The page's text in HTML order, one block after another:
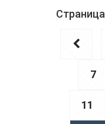
Страница
7
11